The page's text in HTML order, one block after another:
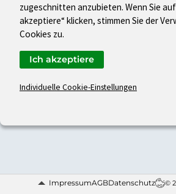
ImpressumAGBDatenschutz ©
zugeschnitten anzubieten. Wenn Sie
akzeptiere“ klicken, stimmen Sie der
Cookies zu.
Individuelle Cookie-Einstellungen
Ich akzeptiere